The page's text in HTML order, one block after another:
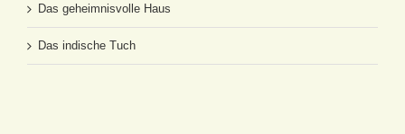
Das geheimnisvolle Haus
Das indische Tuch